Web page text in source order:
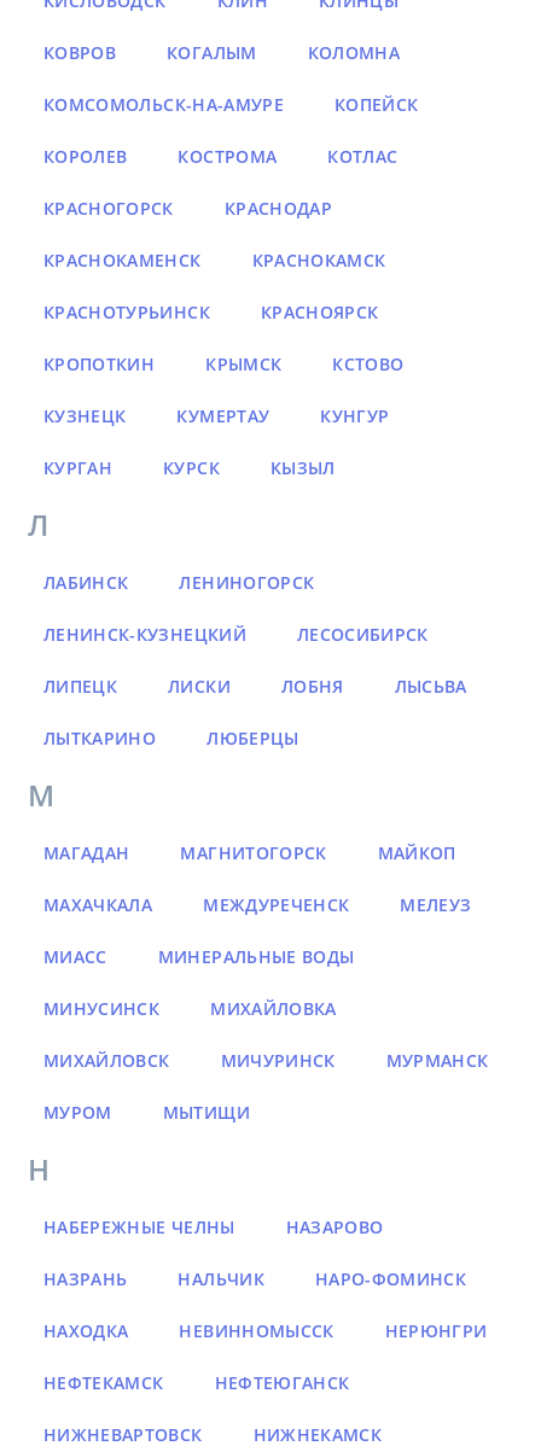
КОВРОВ КОГАЛЫМ КОЛОМНА
КОМСОМОЛЬСК-НА-АМУРЕ КОПЕЙСК
КОРОЛЕВ КОСТРОМА КОТЛАС
КРАСНОГОРСК КРАСНОДАР
КРАСНОКАМЕНСК КРАСНОКАМСК
КРАСНОТУРЬИНСК КРАСНОЯРСК
КРОПОТКИН КРЫМСК КСТОВО
КУЗНЕЦК КУМЕРТАУ КУНГУР
КУРГАН КУРСК КЫЗЫЛ
Л
ЛАБИНСК ЛЕНИНОГОРСК
ЛЕНИНСК-КУЗНЕЦКИЙ ЛЕСОСИБИРСК
ЛИПЕЦК ЛИСКИ ЛОБНЯ ЛЫСЬВА
ЛЫТКАРИНО ЛЮБЕРЦЫ
М
МАГАДАН МАГНИТОГОРСК МАЙКОП
МАХАЧКАЛА МЕЖДУРЕЧЕНСК МЕЛЕУЗ
МИАСС МИНЕРАЛЬНЫЕ ВОДЫ
МИНУСИНСК МИХАЙЛОВКА
МИХАЙЛОВСК МИЧУРИНСК МУРМАНСК
МУРОМ МЫТИЩИ
Н
НАБЕРЕЖНЫЕ ЧЕЛНЫ НАЗАРОВО
НАЗРАНЬ НАЛЬЧИК НАРО-ФОМИНСК
НАХОДКА НЕВИННОМЫССК НЕРЮНГРИ
НЕФТЕКАМСК НЕФТЕЮГАНСК
НИЖНЕВАРТОВСК НИЖНЕКАМСК